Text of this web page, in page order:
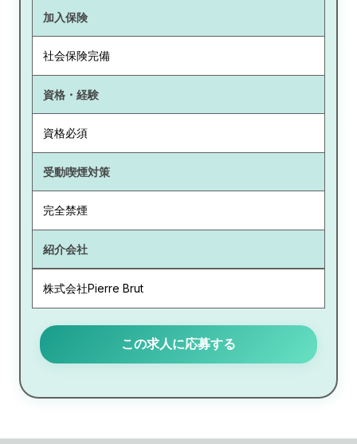
加入保険
社会保険完備
資格・経験
資格必須
受動喫煙対策
完全禁煙
紹介会社
株式会社Pierre Brut
この求人に応募する